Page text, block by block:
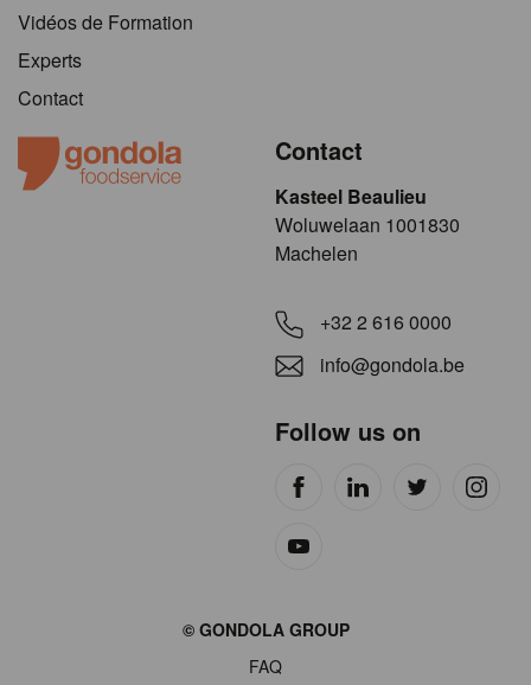
Vidéos de Formation
Experts
Contact
Contact
Kasteel Beaulieu
​​​Woluwelaan 1001830
Machelen
+32 2 616 0000
info@gondola.be
Follow us on
© GONDOLA GROUP
FAQ